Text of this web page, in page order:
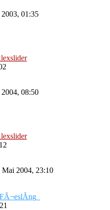
01:35
08:50
Mai 2004, 23:10
_FÃ¬eslÃ­ng_